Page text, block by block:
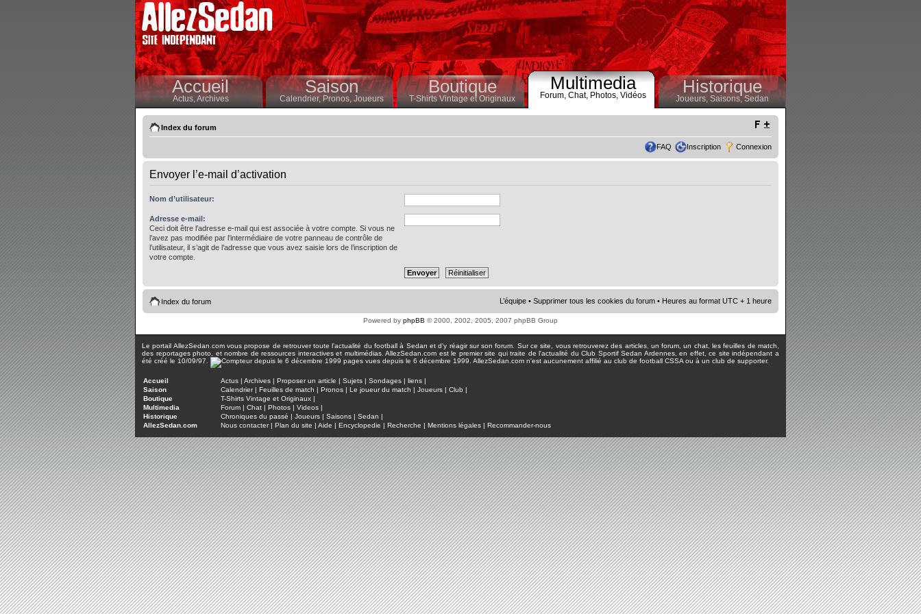
Accueil
Actus,Archives
Saison
Calendrier,Pronos, Joueurs
Boutique
T-Shirts Vintage et Originaux
Multimedia
Forum, Chat, Photos, Vidéos Historique
Joueurs, Saisons,Sedan
Index du forum
FAQ Inscription Connexion
Envoyer l’e-mail d’activation
Nom d’utilisateur:
Adresse e-mail:
Ceci doit être l’adresse e-mail qui est associée à votre compte. Si vous ne
l’avez pas modifiée par l’intermédiaire de votre panneau de contrôle de
l’utilisateur, il s’agit de l’adresse que vous avez saisie lors de l’inscription de
votre compte.
Index du forum L’équipe • Supprimer tous les cookies du forum • Heures au format UTC + 1 heure
Powered by phpBB © 2000, 2002, 2005, 2007 phpBB Group
Le portail AllezSedan.com vous propose de retrouver toute l'actualité du football à Sedan et d'y réagir sur son forum. Sur ce site, vous retrouverez des articles, un forum, un chat, les feuilles de match,
des reportages photo, et nombre de ressources interactives et multimédias. AllezSedan.com est le premier site qui traite de l'actualité du Club Sportif Sedan Ardennes, en effet, ce site indépendant a
été créé le 10/09/97.
pages vues depuis le 6 décembre 1999. AllezSedan.com n'est aucunement affilié au club de football CSSA ou à un club de supporter.
Accueil Actus | Archives | Proposer un article | Sujets | Sondages | liens |
Saison
Calendrier| Feuilles de match | Pronos | Le joueur du match | Joueurs | Club |
Boutique
T-Shirts Vintage et Originaux |
Multimedia
Forum | Chat | Photos | Videos |
Historique
Chroniques du passé | Joueurs | Saisons | Sedan |
AllezSedan.com
Nous contacter| Plan du site | Aide | Encyclopedie | Recherche | Mentions légales | Recommander-nous